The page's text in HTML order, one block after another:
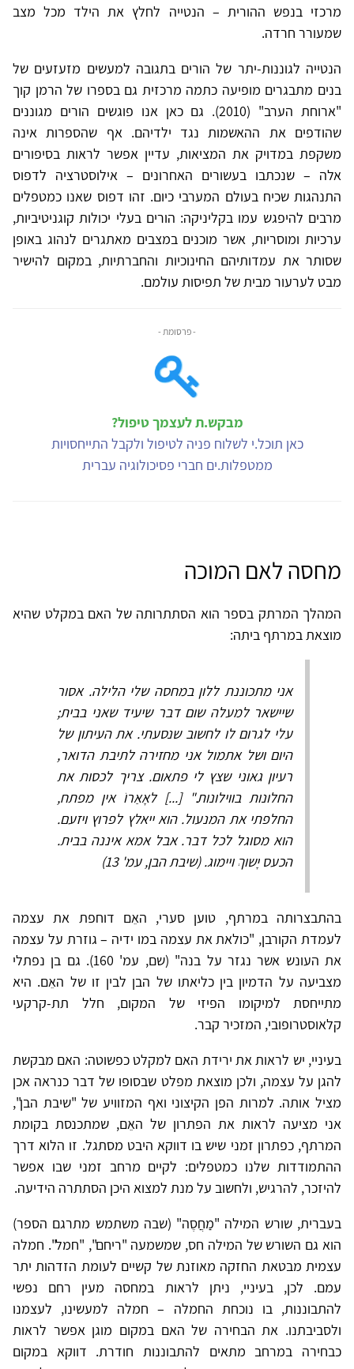
מרכזי בנפש ההורית – הנטייה לחלץ את הילד מכל מצב
שמעורר חרדה.
הנטייה לגוננות-יתר של הורים בתגובה למעשים מזעזעים של
בנים מתבגרים מופיעה כתמה מרכזית גם בספרו של הרמן קוך
"ארוחת הערב" (2010). גם כאן אנו פוגשים הורים מגוננים
שהודפים את ההאשמות נגד ילדיהם. אף שהספרות אינה
משקפת במדויק את המציאות, עדיין אפשר לראות בסיפורים
אלה – שנכתבו בעשורים האחרונים – אילוסטרציה לדפוס
התנהגות שכיח בעולם המערבי כיום. זהו דפוס שאנו כמטפלים
מרבים להיפגש עמו בקליניקה: הורים בעלי יכולות קוגניטיביות,
ערכיות ומוסריות, אשר מוכנים במצבים מאתגרים לנהוג באופן
שסותר את עמדותיהם החינוכיות והחברתיות, במקום להישיר
מבט לערעור מבית של תפיסות עולמם.
- פרסומת -
מבקש.ת לעצמך טיפול?
כאן תוכל.י לשלוח פניה לטיפול ולקבל התייחסויות
ממטפלות.ים חברי פסיכולוגיה עברית
מחסה לאם המוכה
המהלך המרתק בספר הוא הסתתרותה של האם במקלט שהיא
מוצאת במרתף ביתה:
אני מתכוננת ללון במחסה שלי הלילה. אסור
שיישאר למעלה שום דבר שיעיד שאני בבית;
עלי לגרום לו לחשוב שנסעתי. את העיתון של
היום ושל אתמול אני מחזירה לתיבת הדואר,
רעיון גאוני שצץ לי פתאום. צריך לכסות את
החלונות בווילונות." [...] לאָאַרוֹ אין מפתח,
החלפתי את המנעול. הוא ייאלץ לפרוץ ויזעם.
הוא מסוגל לכל דבר. אבל אמא איננה בבית.
הכעס יָשוךְ ויימוג. (שיבת הבן, עמ' 13)
בהתבצרותה במרתף, טוען סערי, האֵם דוחפת את עצמה
לעמדת הקורבן, "כולאת את עצמה במו ידיה – גוזרת על עצמה
את העונש אשר נגזר על בנה" (שם, עמ' 160). גם בן נפתלי
מצביעה על הדמיון בין כליאתו של הבן לבין זו של האֵם. היא
מתייחסת למיקומו הפיזי של המקום, חלל תת-קרקעי
קלאוסטרופובי, המזכיר קבר.
בעיניי, יש לראות את ירידת האם למקלט כפשוטה: האם מבקשת
להגן על עצמה, ולכן מוצאת מפלט שבסופו של דבר כנראה אכן
מציל אותה. למרות הפן הקיצוני ואף המזוויע של "שיבת הבן",
אני מציעה לראות את הפתרון של האֵם, שמתכנסת בקומת
המרתף, כפתרון זמני שיש בו דווקא היבט מסתגל. זו הלוא דרך
ההתמודדות שלנו כמטפלים: לקיים מרחב זמני שבו אפשר
להיזכר, להרגיש, ולחשוב על מנת למצוא היכן הסתתרה הידיעה.
בעברית, שורש המילה "מַחֲסֶה" (שבה משתמש מתרגם הספר)
הוא גם השורש של המילה חס, שמשמעה "ריחם", "חמל". חמלה
עצמית מבטאת החזקה מאוזנת של קשיים לעומת הזדהות יתר
עמם. לכן, בעיניי, ניתן לראות במחסה מעין רחם נפשי
להתבוננות, בו נוכחת החמלה – חמלה למעשינו, לעצמנו
ולסביבתנו. את הבחירה של האם במקום מוגן אפשר לראות
כבחירה במרחב מתאים להתבוננות חודרת. דווקא במקום